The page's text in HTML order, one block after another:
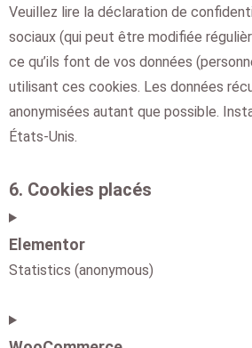
Veuillez lire la déclaration de
sociaux (qui peut être modifiée
ce qu’ils font de vos données
utilisant ces cookies. Les données
anonymisées autant que possible.
États-Unis.
6. Cookies placés
Elementor
Statistics (anonymous)